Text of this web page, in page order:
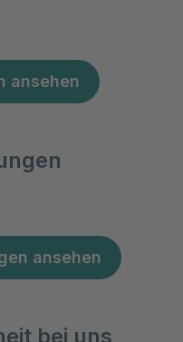
ansehen
ansehen
bei uns